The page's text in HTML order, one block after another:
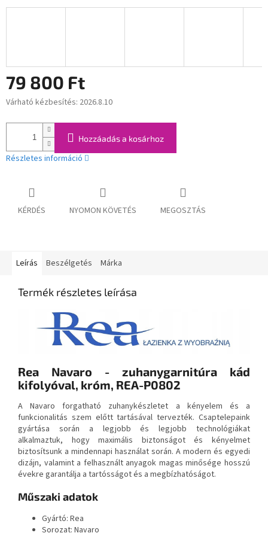
79 800 Ft
Egységár:
Várható kézbesítés: 2026.8.10
Hozzáadás a kosárhoz
Részletes információ
KÉRDÉS NYOMON KÖVETÉS MEGOSZTÁS
Leírás Beszélgetés Márka
Termék részletes leírása
Rea Navaro - zuhanygarnitúra kád
kifolyóval, króm, REA-P0802
A Navaro forgatható zuhanykészletet a kényelem és a
funkcionalitás szem előtt tartásával tervezték. Csaptelepaink
gyártása során a legjobb és legjobb technológiákat
alkalmaztuk, hogy maximális biztonságot és kényelmet
biztosítsunk a mindennapi használat során. A modern és egyedi
dizájn, valamint a felhasznált anyagok magas minősége hosszú
évekre garantálja a tartósságot és a megbízhatóságot.
Műszaki adatok
Gyártó: Rea
Sorozat: Navaro